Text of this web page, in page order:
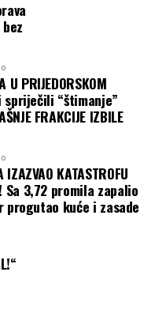
U PRIJEDORSKOM
spriječili “štimanje”
FRAKCIJE IZBILE
IZAZVAO KATASTROFU
Sa 3,72 promila zapalio
progutao kuće i zasade